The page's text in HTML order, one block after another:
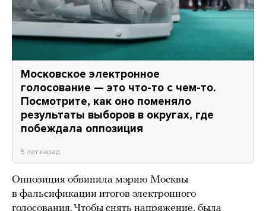
Московское электронное
голосование — это что-то с чем-то.
Посмотрите, как оно поменяло
результаты выборов в округах, где
побеждала оппозиция
5 лет назад
Оппозиция обвинила мэрию Москвы
в фальсификации итогов электронного
голосования. Чтобы снять напряжение, была